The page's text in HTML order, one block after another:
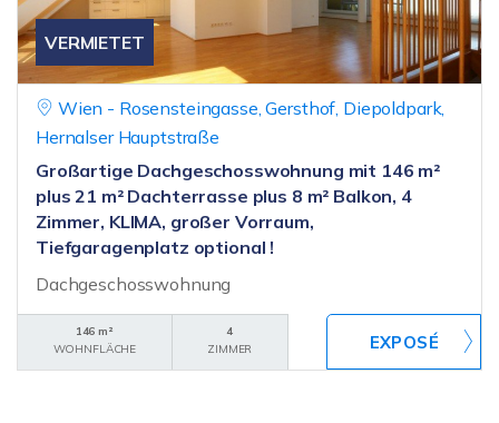
VERMIETET
Wien - Rosensteingasse, Gersthof, Diepoldpark,
Hernalser Hauptstraße
Großartige Dachgeschosswohnung mit 146 m²
plus 21 m² Dachterrasse plus 8 m² Balkon, 4
Zimmer, KLIMA, großer Vorraum,
Tiefgaragenplatz optional !
Dachgeschosswohnung
146 m²
WOHNFLÄCHE
4
ZIMMER